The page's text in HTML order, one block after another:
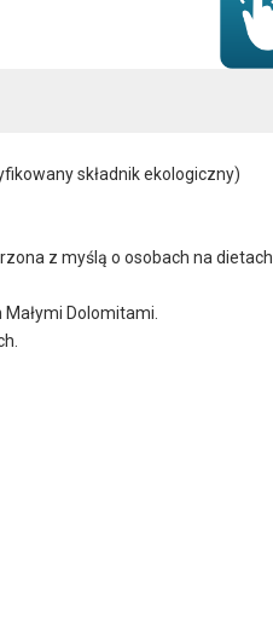
składnik ekologiczny)
z myślą o osobach na
Dolomitami.